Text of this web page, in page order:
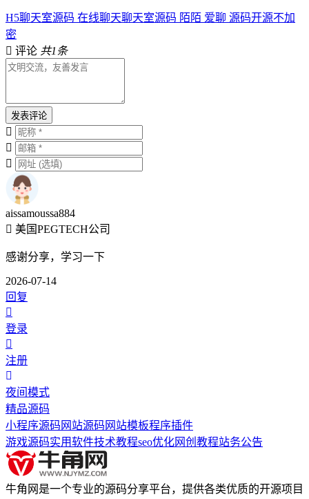
H5聊天室源码 在线聊天聊天室源码 陌陌 爱聊 源码开源不加
密
评论 共1条
发表评论
aissamoussa884
美国PEGTECH公司
感谢分享，学习一下
2026-07-14
回复
登录
注册
夜间模式
精品源码
小程序源码 网站源码 网站模板程序插件
游戏源码实用软件技术教程seo优化网创教程站务公告
牛角网是一个专业的源码分享平台，提供各类优质的开源项目